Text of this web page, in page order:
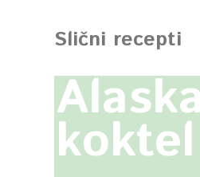
Slični recepti
koktel